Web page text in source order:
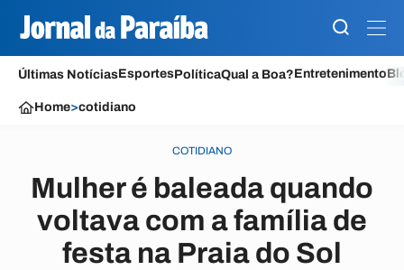
Últimas NotíciasEsportesPolíticaQual a Boa?Entretenimento
Home>cotidiano
COTIDIANO
Mulher é baleada quando
voltava com a família de
festa na Praia do Sol